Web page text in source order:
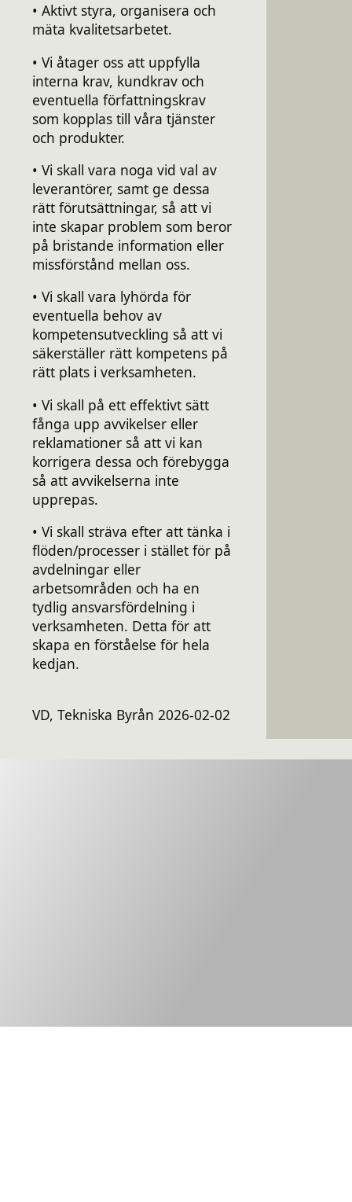
• Aktivt styra, organisera och
mäta kvalitetsarbetet.
• Vi åtager oss att uppfylla
interna krav, kundkrav och
eventuella författningskrav
som kopplas till våra tjänster
och produkter.
• Vi skall vara noga vid val av
leverantörer, samt ge dessa
rätt förutsättningar, så att vi
inte skapar problem som beror
på bristande information eller
missförstånd mellan oss.
• Vi skall vara lyhörda för
eventuella behov av
kompetensutveckling så att vi
säkerställer rätt kompetens på
rätt plats i verksamheten.
• Vi skall på ett effektivt sätt
fånga upp avvikelser eller
reklamationer så att vi kan
korrigera dessa och förebygga
så att avvikelserna inte
upprepas.
• Vi skall sträva efter att tänka i
flöden/processer i stället för på
avdelningar eller
arbetsområden och ha en
tydlig ansvarsfördelning i
verksamheten. Detta för att
skapa en förståelse för hela
kedjan.
VD, Tekniska Byrån 2026-02-02